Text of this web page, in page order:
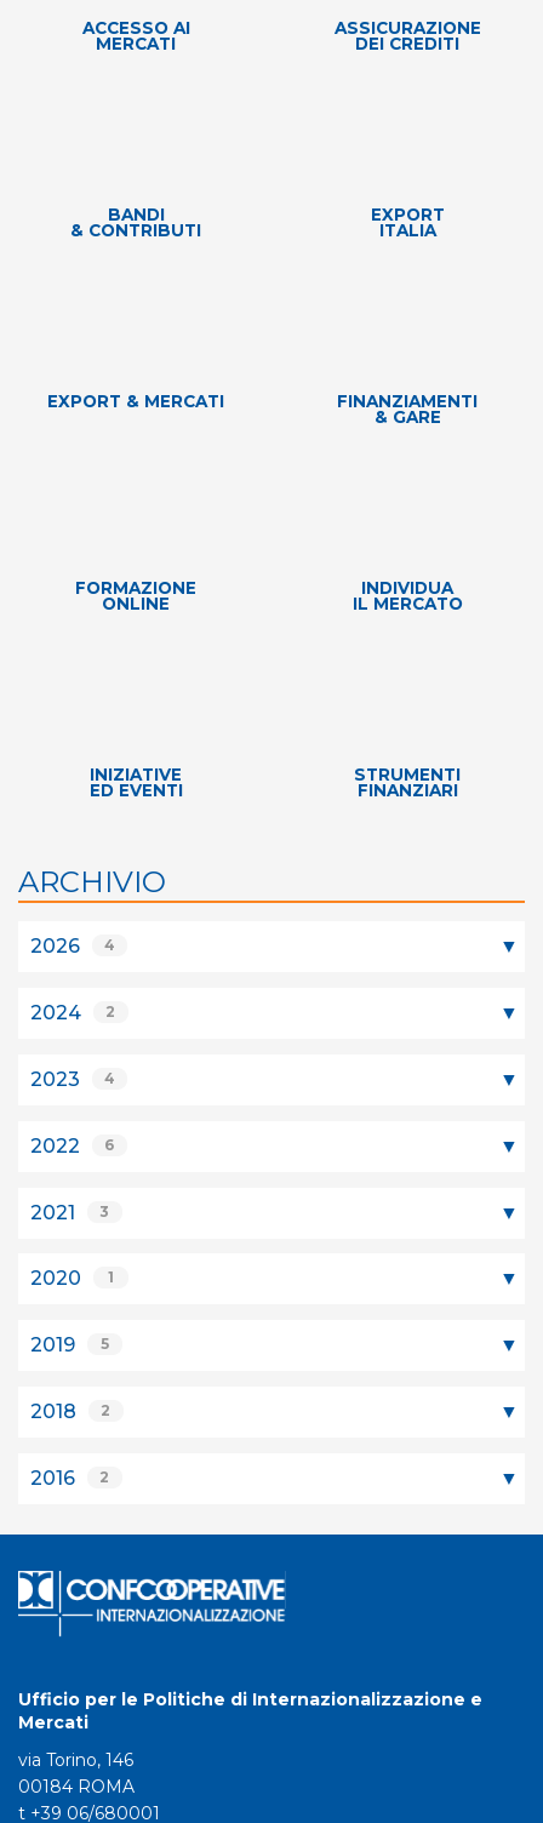
ACCESSO AI
MERCATI
ASSICURAZIONE
DEI CREDITI
BANDI
& CONTRIBUTI
EXPORT
ITALIA
EXPORT & MERCATI
FINANZIAMENTI
& GARE
FORMAZIONE
ONLINE
INDIVIDUA
IL MERCATO
INIZIATIVE
ED EVENTI
STRUMENTI
FINANZIARI
ARCHIVIO
2026 4
2024 2
2023 4
2022 6
2021 3
2020 1
2019 5
2018 2
2016 2
Ufficio per le Politiche di Internazionalizzazione e
Mercati
via Torino, 146
00184 ROMA
t +39 06/680001